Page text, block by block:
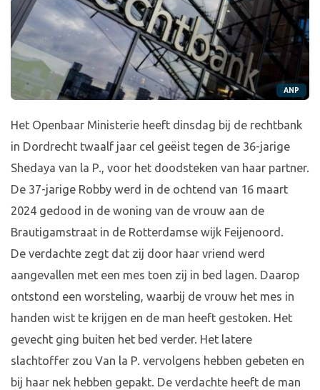
ANP
Het Openbaar Ministerie heeft dinsdag bij de rechtbank
in Dordrecht twaalf jaar cel geëist tegen de 36-jarige
Shedaya van la P., voor het doodsteken van haar partner.
De 37-jarige Robby werd in de ochtend van 16 maart
2024 gedood in de woning van de vrouw aan de
Brautigamstraat in de Rotterdamse wijk Feijenoord.
De verdachte zegt dat zij door haar vriend werd
aangevallen met een mes toen zij in bed lagen. Daarop
ontstond een worsteling, waarbij de vrouw het mes in
handen wist te krijgen en de man heeft gestoken. Het
gevecht ging buiten het bed verder. Het latere
slachtoffer zou Van la P. vervolgens hebben gebeten en
bij haar nek hebben gepakt. De verdachte heeft de man